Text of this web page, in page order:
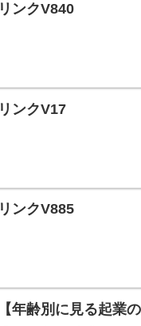
リンクV840
リンクV17
リンクV885
【年齢別に見る起業